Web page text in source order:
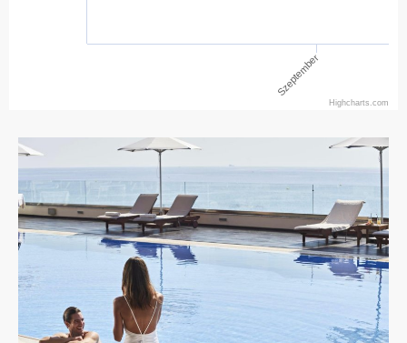
Szeptember
Highcharts.com